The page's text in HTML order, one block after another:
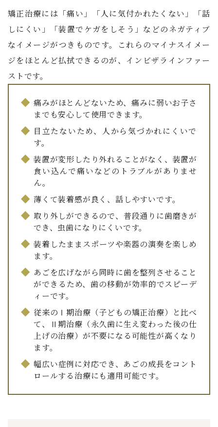
矯正治療には「痛い」「人に気付かれたくない」「話
しにくい」「装置でケガをしそう」などのネガティブ
なイメージがつきものです。これらのマイナスイメー
ジをほとんど払拭できるのが、インビザラインファー
ストです。
痛みがほとんどないため、痛みに弱いお子さ
までも安心して使用できます。
目立たないため、人から気づかれにくいで
す。
装置が変形したり外れることがなく、装置が
食い込んで痛いなどのトラブルがありませ
ん。
薄くて装着感が良く、話しやすいです。
取り外しができるので、普段通りに歯磨きが
でき、虫歯になりにくいです。
装着したままスポーツや楽器の演奏を楽しめ
ます。
あごを広げながら同時に歯を整列させること
ができるため、歯の移動が効率的でスピーデ
ィーです。
従来のⅠ期治療（子どもの矯正治療）と比べ
て、Ⅱ期治療（永久歯に生え変わった後の仕
上げの治療）が不要になる可能性が高くなり
ます。
幅広い症例に対応でき、あごの成長をコント
ロールする治療にも適用可能です。